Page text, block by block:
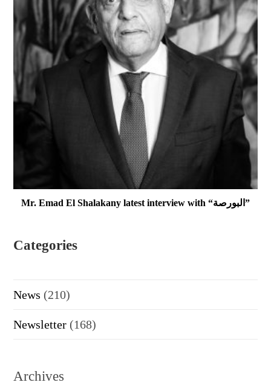
Mr. Emad El Shalakany latest interview with “البورصة”
Categories
News (210)
Newsletter (168)
Archives